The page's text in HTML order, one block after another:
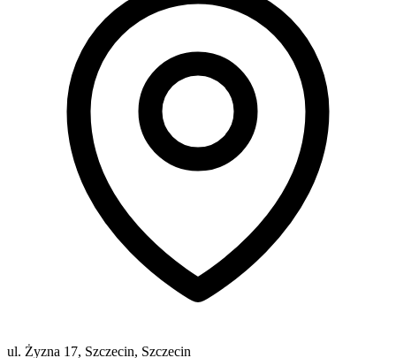
ul. Żyzna 17, Szczecin, Szczecin